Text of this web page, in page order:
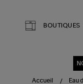
BOUTIQUES
Accueil Eau